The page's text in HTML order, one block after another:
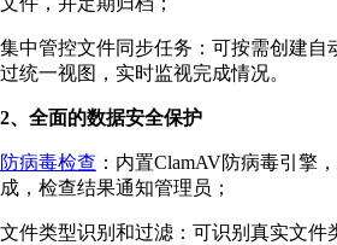
集中管控文件同步任务：可按需创建自
过统一视图，实时监视完成情况。
2、全面的数据安全保护
防病毒检查 ：内置ClamAV防病毒引擎
成，检查结果通知管理员；
文件类型识别和过滤：可识别真实文件